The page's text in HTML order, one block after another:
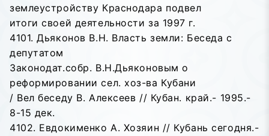
землеустройству Краснодара подвел
итоги своей деятельности за 1997 г.
4101. Дьяконов В.Н. Власть земли: Беседа с
депутатом
Законодат.собр. В.Н.Дьяконовым о
реформировании сел. хоз-ва Кубани
/ Вел беседу В. Алексеев // Кубан. край.- 1995.-
8-15 дек.
4102. Евдокименко А. Хозяин // Кубань сегодня.-